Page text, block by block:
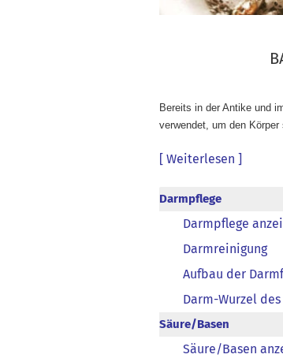
Bereits in der Antike und
verwendet, um den
[ Weiterlesen ]
Darmpflege
Darmpflege
Darmreinigung
Aufbau der
Darm-Wurzel
Säure/Basen
Säure/Basen